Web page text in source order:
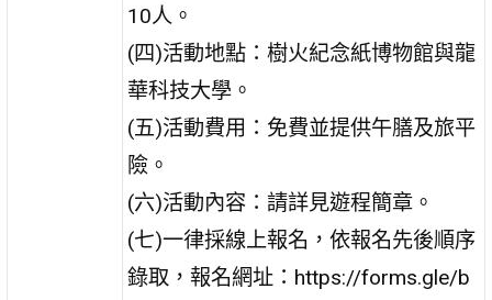
10人。
(四)活動地點：樹火紀念紙博物館與龍
華科技大學。
(五)活動費用：免費並提供午膳及旅平
險。
(六)活動內容：請詳見遊程簡章。
(七)一律採線上報名，依報名先後順序
錄取，報名網址：https://forms.gle/b